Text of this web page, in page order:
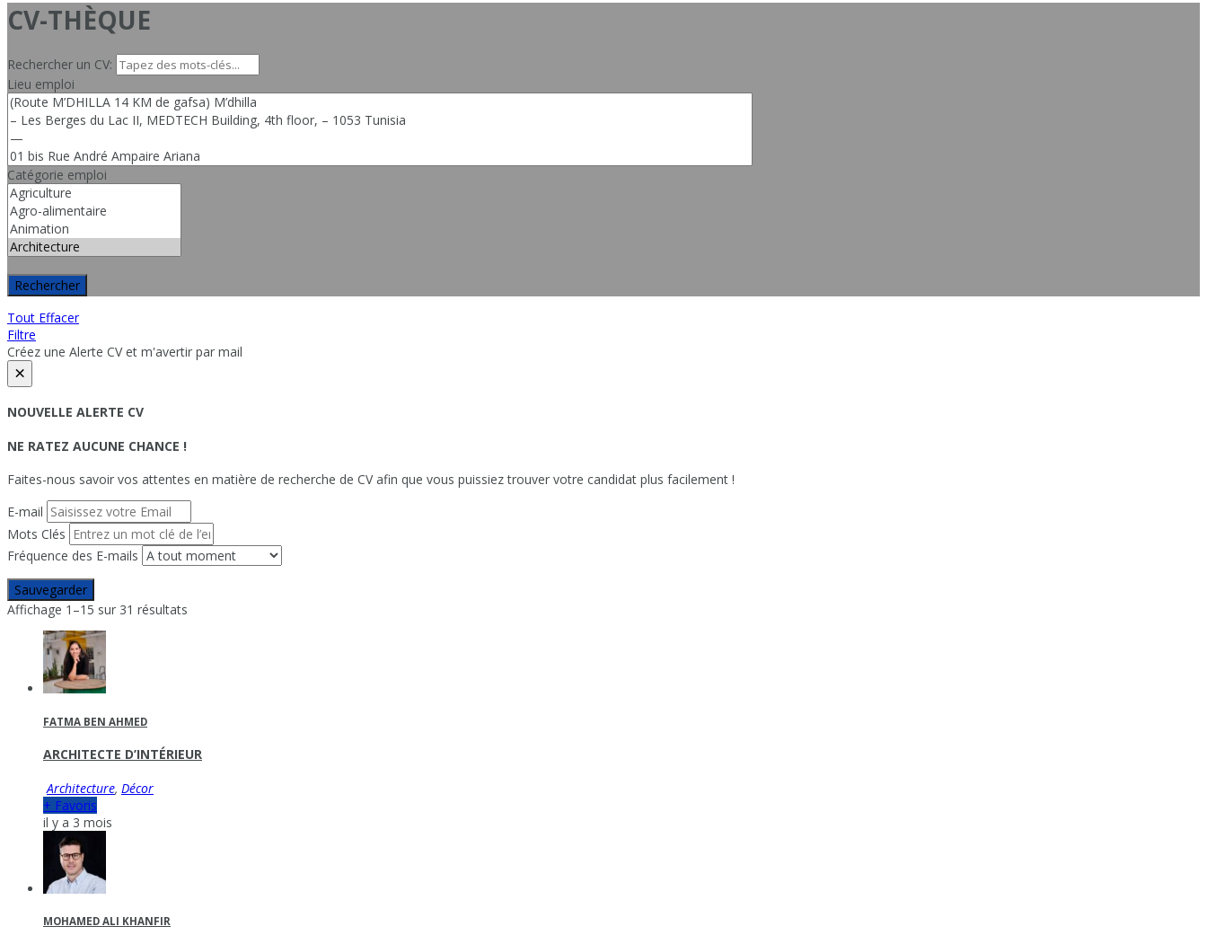
CV-THÈQUE
Rechercher un CV:
Lieu emploi
Catégorie emploi
Rechercher
Tout Effacer
Filtre
Créez une Alerte CV et m'avertir par mail
×
NOUVELLE ALERTE CV
NE RATEZ AUCUNE CHANCE !
Faites-nous savoir vos attentes en matière de recherche de CV afin que vous puissiez trouver votre candidat plus facilement !
E-mail
Mots Clés
Fréquence des E-mails
Sauvegarder
Affichage 1–15 sur 31 résultats
FATMA BEN AHMED
ARCHITECTE D’INTÉRIEUR
Architecture, Décor
+ Favoris
il y a 3 mois
MOHAMED ALI KHANFIR